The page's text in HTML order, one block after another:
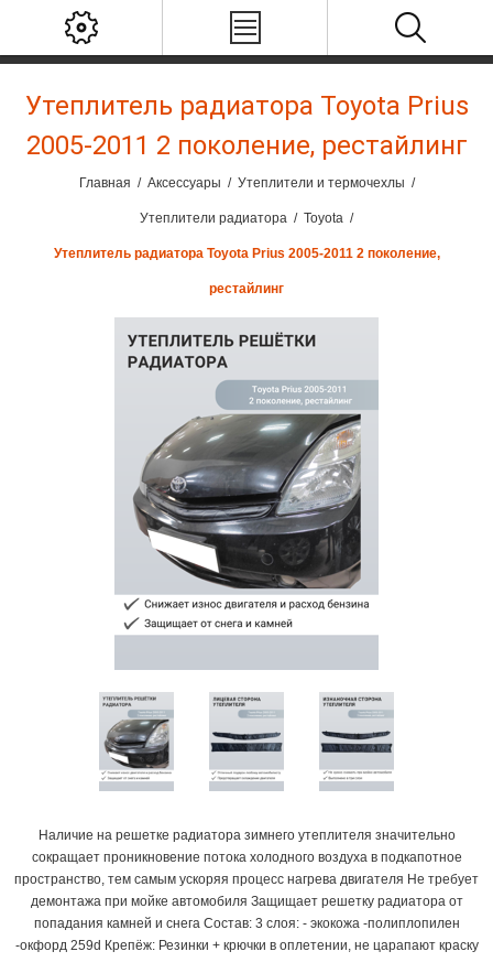
Утеплитель радиатора Toyota Prius
2005-2011 2 поколение, рестайлинг
Главная / Аксессуары / Утеплители и термочехлы /
Утеплители радиатора / Toyota /
Утеплитель радиатора Toyota Prius 2005-2011 2 поколение,
рестайлинг
Наличие на решетке радиатора зимнего утеплителя значительно
сокращает проникновение потока холодного воздуха в подкапотное
пространство, тем самым ускоряя процесс нагрева двигателя Не требует
демонтажа при мойке автомобиля Защищает решетку радиатора от
попадания камней и снега Состав: 3 слоя: - экокожа -полиплопилен
-окфорд 259d Крепёж: Резинки + крючки в оплетении, не царапают краску